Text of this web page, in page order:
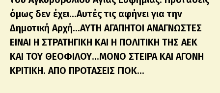
όμως δεν έχει…Αυτές τις αφήνει για την
Δημοτική Αρχή…ΑΥΤΗ ΑΓΑΠΗΤΟΙ ΑΝΑΓΝΩΣΤΕΣ
ΕΙΝΑΙ Η ΣΤΡΑΤΗΓΙΚΗ ΚΑΙ Η ΠΟΛΙΤΙΚΗ ΤΗΣ ΑΕΚ
ΚΑΙ ΤΟΥ ΘΕΟΦΙΛΟΥ…ΜΟΝΟ ΣΤΕΙΡΑ ΚΑΙ ΑΓΟΝΗ
ΚΡΙΤΙΚΗ. ΑΠΟ ΠΡΟΤΑΣΕΙΣ ΓΙΟΚ…